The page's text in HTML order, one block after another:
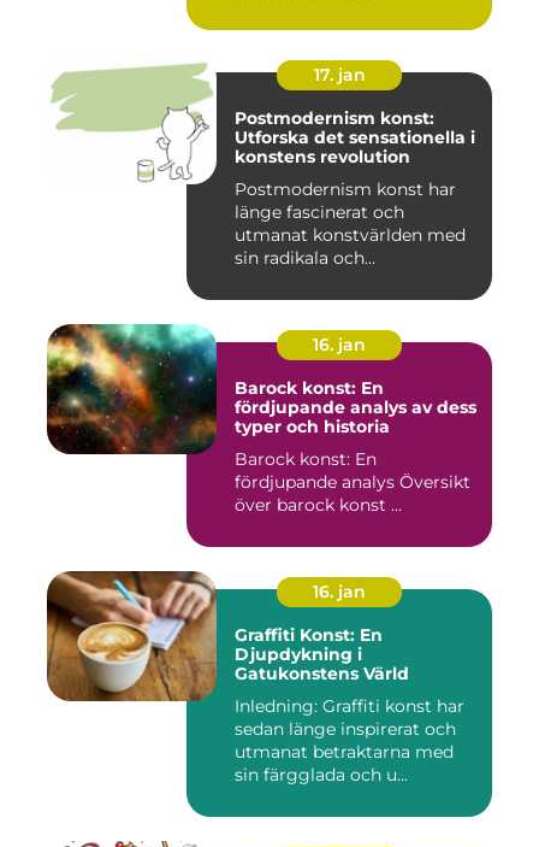
17. jan
Postmodernism konst:
Utforska det sensationella i
konstens revolution
Postmodernism konst har
länge fascinerat och
utmanat konstvärlden med
sin radikala och
16. jan
Barock konst: En
fördjupande analys av dess
typer och historia
Barock konst: En
fördjupande analys Översikt
över barock konst ...
16. jan
Graffiti Konst: En
Djupdykning i
Gatukonstens Värld
Inledning: Graffiti konst har
sedan länge inspirerat och
utmanat betraktarna med
sin färgglada och u...